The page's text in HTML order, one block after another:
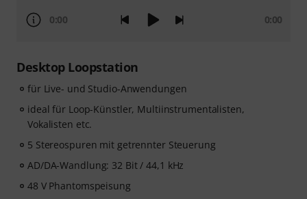
0:00 0:00
Desktop Loopstation
für Live- und Studio-Anwendungen
ideal für Loop-Künstler, Multiinstrumentalisten,
Vokalisten etc.
5 Stereospuren mit getrennter Steuerung
AD/DA-Wandlung: 32 Bit / 44,1 kHz
48 V Phantomspeisung